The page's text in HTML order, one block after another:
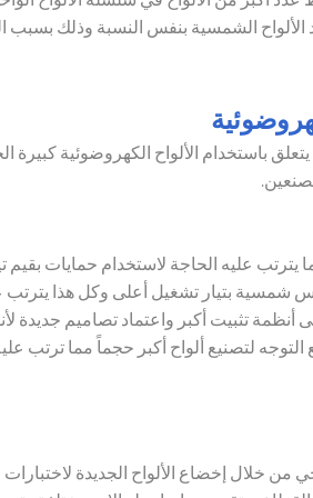
الألواح الشمسية بنفس النسبة وذلك
باستخدام الألواح الكهروضوئية
يترتب عليه الحاجة لاستخدام حمايات بقيم
شمسية بتيار تشغيل أعلى وكل هذا
أنظمة تثبيت أكبر واعتماد تصاميم جديدة
لتصنيع ألواح أكبر حجماً مما ترتب
إخضاع الألواح الجديدة